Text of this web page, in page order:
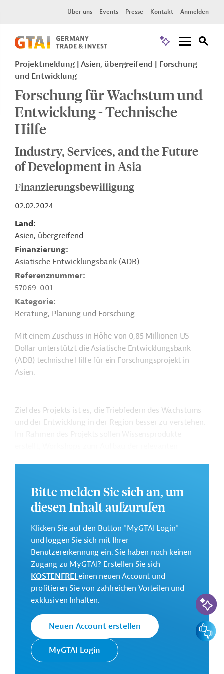
Über uns Events Presse Kontakt Anmelden
Projektmeldung Asien, übergreifend
Forschung
und Entwicklung
Forschung für Wachstum und
Entwicklung - Technische
Hilfe
Industry, Services, and the Future
of Development in Asia
Finanzierungsbewilligung
02.02.2024
Land
Asien, übergreifend
Finanzierung
Asiatische Entwicklungsbank (ADB)
Referenznummer
57069-001
Kategorie
Beratung, Planung und Forschung
Mit einem Zuschuss in Höhe von 0,85 Millionen US-
Dollar unterstützt die Asiatische Entwicklungsbank
(ADB) technische Hilfe für ein Forschungsprojekt in
Asien.
Ziel des Projekts ist es, die Triebfedern des Wachstums
und der Entwicklung in der Region besser zu verstehen.
Weitere Informationen zu dem Entwicklungsprojekt
finden Sie auf der
Webseite der ADB
und im
Originaldokument, das zum Download bereitsteht.
GTAI informiert über dieADB: Schwerpunkte,
Regularien und praktische Hinweise zur
Geschäftsanbahnung.
Gesamtkosten:
0,85 Millionen US-Dollar
Geberbeitrag:
0,85 Millionen US-Dollar (Zuschuss)
Kontaktadresse
Bitte melden Sie sich an, um
diesen Inhalt aufzurufen
Klicken Sie auf den Button "MyGTAI Login"
und loggen Sie sich mit Ihrer
Benutzererkennung ein. Sie haben noch keinen
Zugang zu MyGTAI? Erstellen Sie sich
KOSTENFREIeinen neuen Account und
profitieren Sie von zahlreichen Vorteilen und
exklusiven Inhalten.
Neuen Account erstellen
MyGTAI Login
KI-